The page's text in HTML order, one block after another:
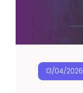
13/04/2026